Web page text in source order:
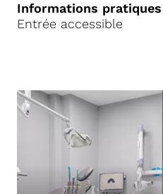
Informations pratiques
Entrée accessible